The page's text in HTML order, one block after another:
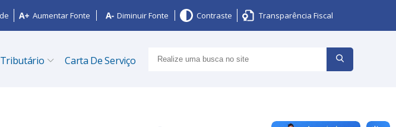
Aumentar Fonte Diminuir Fonte Contraste Transparência Fiscal
Tributário Carta De Serviço